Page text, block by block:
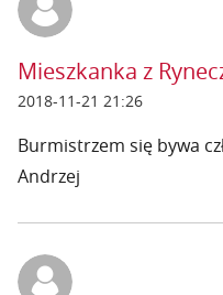
Mieszkanka z
2018-11-21 21:26
Burmistrzem się bywa
Andrzej